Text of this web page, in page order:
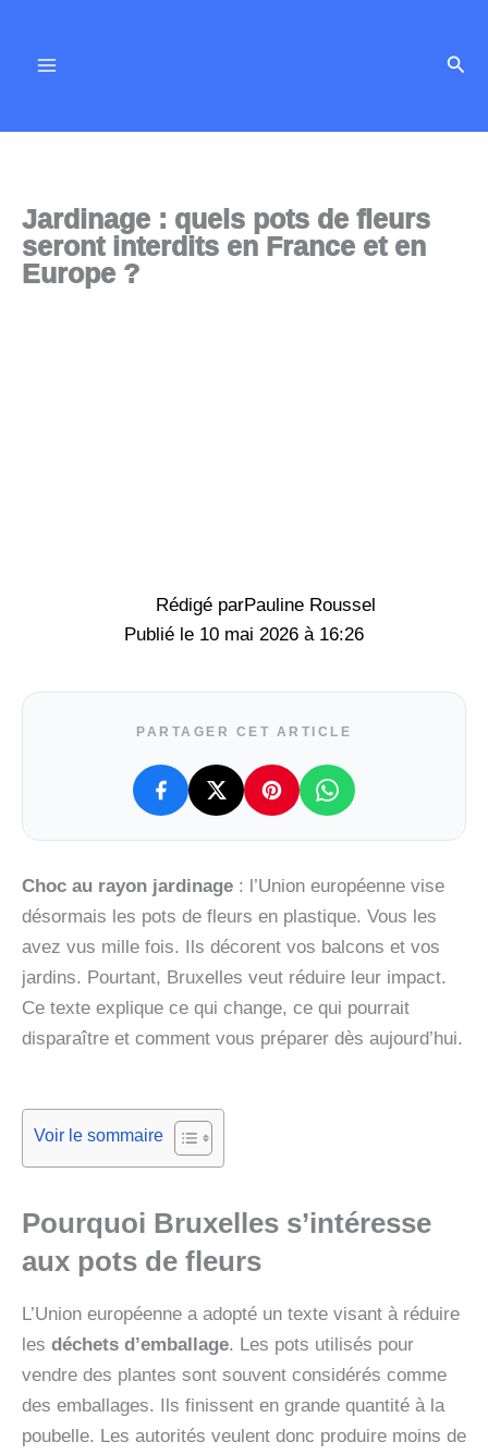
contenu
Jardinage : quels pots de fleurs
seront interdits en France et en
Europe ?
Rédigé parPauline Roussel
10 mai 2026 à 16:26
PARTAGER CET ARTICLE
Choc au rayon jardinage : l’Union européenne vise
désormais les pots de fleurs en plastique. Vous les
avez vus mille fois. Ils décorent vos balcons et vos
jardins. Pourtant, Bruxelles veut réduire leur impact.
Ce texte explique ce qui change, ce qui pourrait
disparaître et comment vous préparer dès aujourd’hui.
Voir le sommaire
Pourquoi Bruxelles s’intéresse
aux pots de fleurs
L’Union européenne a adopté un texte visant à réduire
les déchets d’emballage. Les pots utilisés pour
vendre des plantes sont souvent considérés comme
des emballages. Ils finissent en grande quantité à la
poubelle. Les autorités veulent donc produire moins de